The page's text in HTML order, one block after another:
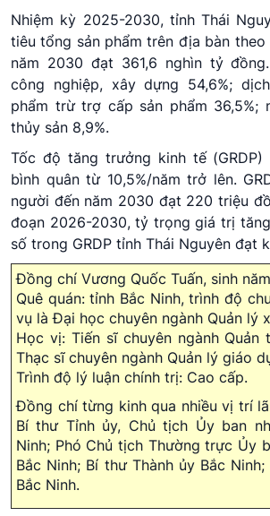
Nhiệm kỳ 2025-2030, tỉnh Thái
tiêu tổng sản phẩm trên địa bàn theo
năm 2030 đạt 361,6 nghìn tỷ
công nghiệp, xây dựng 54,6%;
phẩm trừ trợ cấp sản phẩm 36,5%;
thủy sản 8,9%.
Tốc độ tăng trưởng kinh tế
bình quân từ 10,5%/năm trở lên.
người đến năm 2030 đạt 220 triệu
đoạn 2026-2030, tỷ trọng giá trị
số trong GRDP tỉnh Thái Nguyên đạt
Đồng chí Vương Quốc Tuấn, sinh
Quê quán: tỉnh Bắc Ninh, trình độ
vụ là Đại học chuyên ngành Quản lý
Học vị: Tiến sĩ chuyên ngành Quản
Thạc sĩ chuyên ngành Quản lý giáo
Trình độ lý luận chính trị: Cao cấp.
Đồng chí từng kinh qua nhiều vị trí
Bí thư Tỉnh ủy, Chủ tịch Ủy ban
Ninh; Phó Chủ tịch Thường trực Ủy
Bắc Ninh; Bí thư Thành ủy Bắc
Bắc Ninh.